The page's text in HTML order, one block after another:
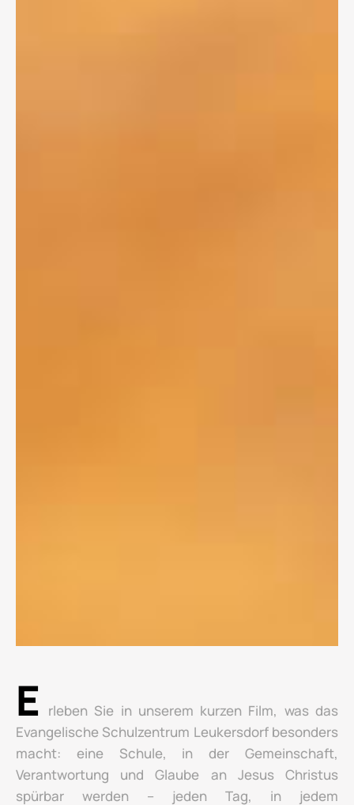
E
rleben Sie in unserem kurzen Film, was das
Evangelische Schulzentrum Leukersdorf besonders
macht: eine Schule, in der Gemeinschaft,
Verantwortung und Glaube an Jesus Christus
spürbar werden – jeden Tag, in jedem